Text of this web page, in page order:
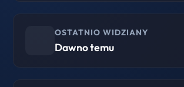
OSTATNIO WIDZIANY
Dawno temu